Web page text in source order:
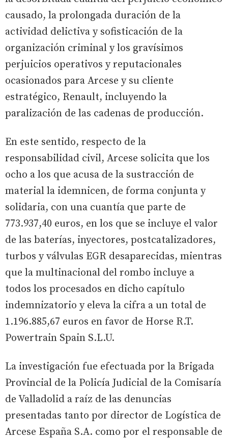
causado, la prolongada duración de la
actividad delictiva y sofisticación de la
organización criminal y los gravísimos
perjuicios operativos y reputacionales
ocasionados para Arcese y su cliente
estratégico, Renault, incluyendo la
paralización de las cadenas de producción.
En este sentido, respecto de la
responsabilidad civil, Arcese solicita que los
ocho a los que acusa de la sustracción de
material la idemnicen, de forma conjunta y
solidaria, con una cuantía que parte de
773.937,40 euros, en los que se incluye el valor
de las baterías, inyectores, postcatalizadores,
turbos y válvulas EGR desaparecidas, mientras
que la multinacional del rombo incluye a
todos los procesados en dicho capítulo
indemnizatorio y eleva la cifra a un total de
1.196.885,67 euros en favor de Horse R.T.
Powertrain Spain S.L.U.
La investigación fue efectuada por la Brigada
Provincial de la Policía Judicial de la Comisaría
de Valladolid a raíz de las denuncias
presentadas tanto por director de Logística de
Arcese España S.A. como por el responsable de